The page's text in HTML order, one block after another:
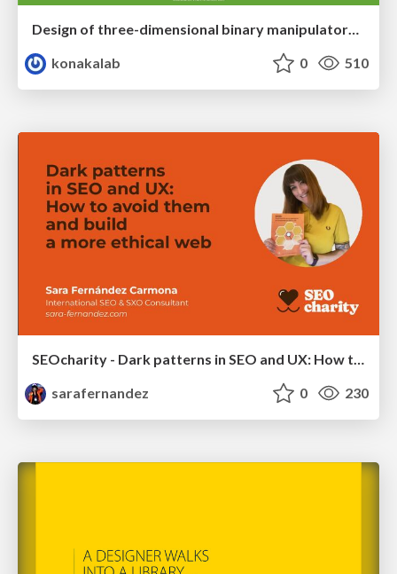
Design of three-dimensional binary manipulators for pick-and-place task avoiding obstacles (IECON2024)
konakalab
0 510
SEOcharity - Dark patterns in SEO and UX: How to avoid them and build a more ethical web
sarafernandez
0 230